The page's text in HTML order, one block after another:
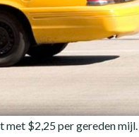
met $2,25 per gereden